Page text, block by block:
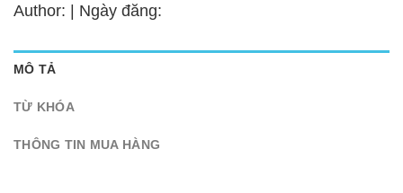
Author: | Ngày đăng:
MÔ TẢ
TỪ KHÓA
THÔNG TIN MUA HÀNG